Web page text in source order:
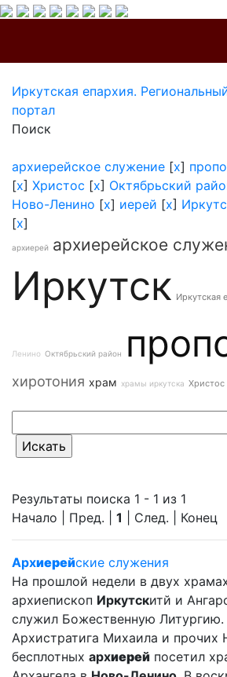
Иркутская епархия.
портал
Поиск
архиерейское служение [x]
[x] Христос [x] Октябрьский
Ново-Ленино [x] иерей [x]
[x]
архиерей архиерейское
Иркутск Иркутская
Ленино Октябрьский район
хиротония храм храмы иркутска Христос
Результаты поиска 1 - 1 из 1
Начало | Пред. | 1 | След. | Конец
Архиерейские служения
На прошлой недели в двух
архиепископ Иркутскитй и
служил Божественную Литургию.
Архистратига Михаила и прочих
бесплотных архиерей посетил